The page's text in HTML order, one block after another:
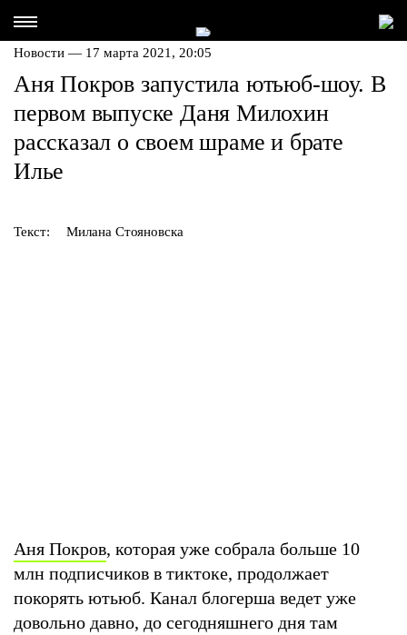
Новости — 17 марта 2021, 20:05
Аня Покров запустила ютьюб-шоу. В
первом выпуске Даня Милохин
рассказал о своем шраме и брате
Илье
Текст: Милана Стояновска
Аня Покров, которая уже собрала больше 10
млн подписчиков в тиктоке, продолжает
покорять ютьюб. Канал блогерша ведет уже
довольно давно, до сегодняшнего дня там